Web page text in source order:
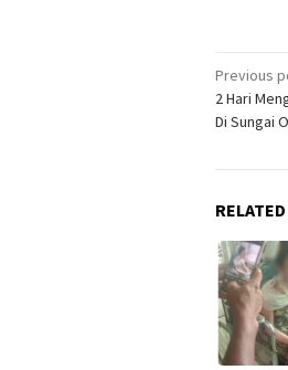
Post
Previous
2 Hari
Di Sungai